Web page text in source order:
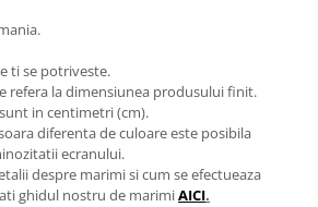
ti se potriveste.
refera la dimensiunea produsului finit.
in centimetri (cm).
diferenta de culoare este posibila
ecranului.
despre marimi si cum se efectueaza
ghidul nostru de marimiAICI.